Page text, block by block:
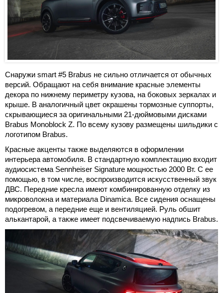
Снаружи smart #5 Brabus не сильно отличается от обычных
версий. Обращают на себя внимание красные элементы
декора по нижнему периметру кузова, на боковых зеркалах и
крыше. В аналогичный цвет окрашены тормозные суппорты,
скрывающиеся за оригинальными 21-дюймовыми дисками
Brabus Monoblock Z. По всему кузову размещены шильдики с
логотипом Brabus.
Красные акценты также выделяются в оформлении
интерьера автомобиля. В стандартную комплектацию входит
аудиосистема Sennheiser Signature мощностью 2000 Вт. С ее
помощью, в том числе, воспроизводится искусственный звук
ДВС. Передние кресла имеют комбинированную отделку из
микроволокна и материала Dinamica. Все сидения оснащены
подогревом, а передние еще и вентиляцией. Руль обшит
алькантарой, а также имеет подсвечиваемую надпись Brabus.